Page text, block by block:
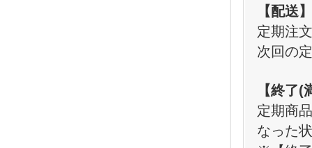
【配送】
定期注
次回の
【終了(
定期商
なった